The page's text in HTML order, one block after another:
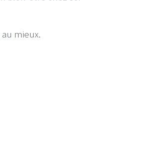
mieux.